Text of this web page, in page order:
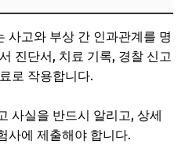
사고와 부상 간 인과관계를 명
진단서, 치료 기록, 경찰 신고
로 작용합니다.
사실을 반드시 알리고, 상세
사에 제출해야 합니다.